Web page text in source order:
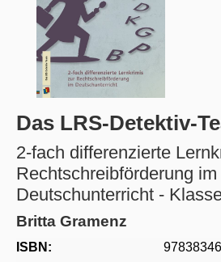
Das LRS-Detektiv-
2-fach differenzierte
Rechtschreibförderung im
Deutschunterricht -
Britta Gramenz
ISBN: